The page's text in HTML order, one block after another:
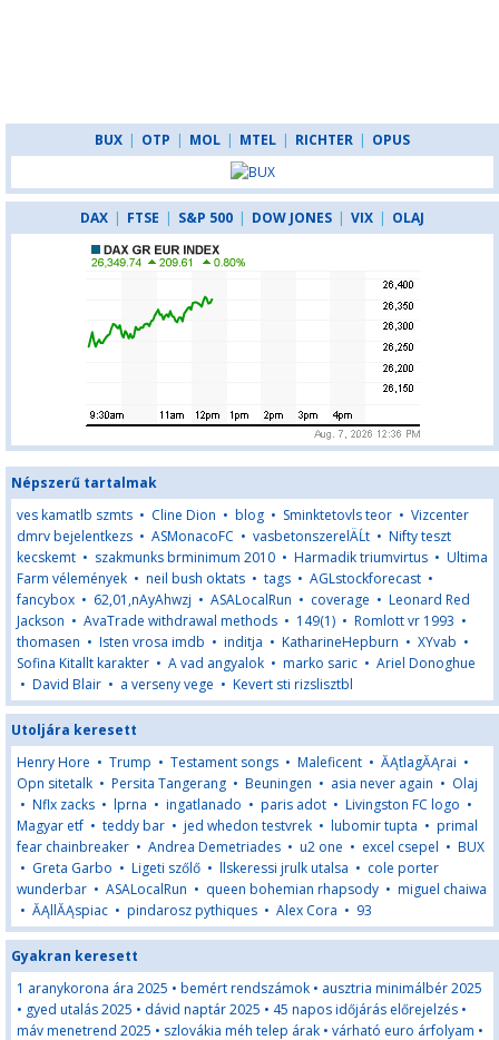
BUX | OTP | MOL | MTEL | RICHTER | OPUS
DAX | FTSE | S&P 500 | DOW JONES | VIX | OLAJ
Népszerű tartalmak
ves kamatlb szmts • Cline Dion • blog • Sminktetovls teor • Vizcenter
dmrv bejelentkezs • ASMonacoFC • vasbetonszerelÄĹt • Nifty teszt
kecskemt • szakmunks brminimum 2010 • Harmadik triumvirtus • Ultima
Farm vélemények • neil bush oktats • tags • AGLstockforecast •
fancybox • 62,01,nAyAhwzj • ASALocalRun • coverage • Leonard Red
Jackson • AvaTrade withdrawal methods • 149(1) • Romlott vr 1993 •
thomasen • Isten vrosa imdb • inditja • KatharineHepburn • XYvab •
Sofina Kitallt karakter • A vad angyalok • marko saric • Ariel Donoghue
• David Blair • a verseny vege • Kevert sti rizslisztbl
Utoljára keresett
Henry Hore • Trump • Testament songs • Maleficent • ĂĄtlagĂĄrai •
Opn sitetalk • Persita Tangerang • Beuningen • asia never again • Olaj
• Nflx zacks • lprna • ingatlanado • paris adot • Livingston FC logo •
Magyar etf • teddy bar • jed whedon testvrek • lubomir tupta • primal
fear chainbreaker • Andrea Demetriades • u2 one • excel csepel • BUX
• Greta Garbo • Ligeti szőlő • llskeressi jrulk utalsa • cole porter
wunderbar • ASALocalRun • queen bohemian rhapsody • miguel chaiwa
• ĂĄllĂĄspiac • pindarosz pythiques • Alex Cora • 93
Gyakran keresett
1 aranykorona ára 2025 • bemért rendszámok • ausztria minimálbér 2025
• gyed utalás 2025 • dávid naptár 2025 • 45 napos időjárás előrejelzés •
máv menetrend 2025 • szlovákia méh telep árak • várható euro árfolyam •